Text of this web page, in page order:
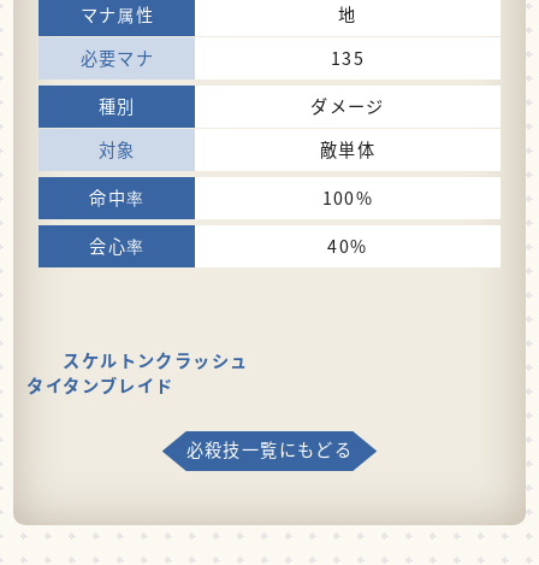
地
135
ダメージ
敵単体
100%
40%
スケルトンクラッシュ
タイタンブレイド
必殺技一覧にもどる